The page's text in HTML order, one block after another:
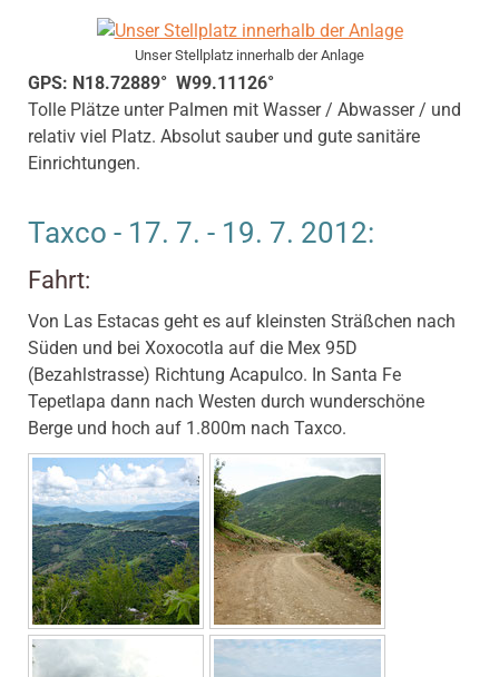
Unser Stellplatz innerhalb der Anlage
GPS: N18.72889° W99.11126°
Tolle Plätze unter Palmen mit Wasser / Abwasser / und
relativ viel Platz. Absolut sauber und gute sanitäre
Einrichtungen.
Taxco - 17. 7. - 19. 7. 2012:
Fahrt:
Von Las Estacas geht es auf kleinsten Sträßchen nach
Süden und bei Xoxocotla auf die Mex 95D
(Bezahlstrasse) Richtung Acapulco. In Santa Fe
Tepetlapa dann nach Westen durch wunderschöne
Berge und hoch auf 1.800m nach Taxco.